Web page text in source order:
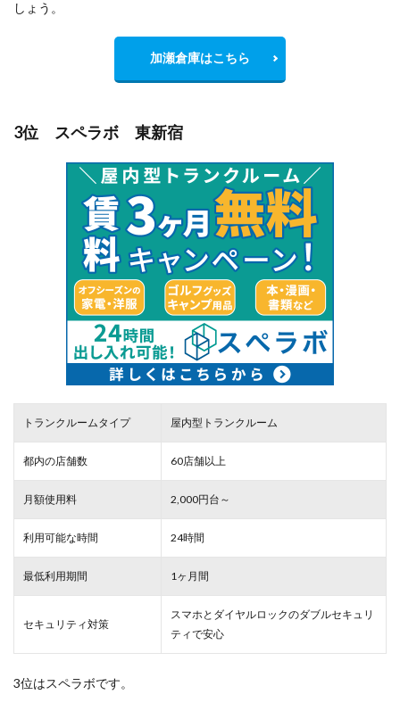
しょう。
加瀬倉庫はこちら
3位 スペラボ 東新宿
トランクルームタイプ 屋内型トランクルーム
都内の店舗数 60店舗以上
月額使用料 2,000円台～
利用可能な時間 24時間
最低利用期間 1ヶ月間
セキュリティ対策
スマホとダイヤルロックのダブルセキュリ
ティで安心
3位はスペラボです。